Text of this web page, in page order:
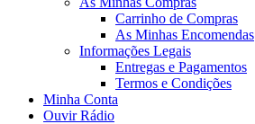
Carrinho de Compras
As Minhas Encomendas
Informações Legais
Entregas e Pagamentos
Termos e Condições
Minha Conta
Ouvir Rádio